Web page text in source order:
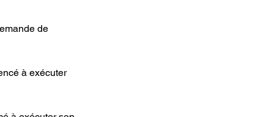
de
à exécuter